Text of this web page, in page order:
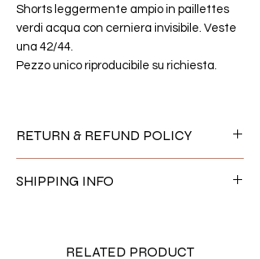
Shorts leggermente ampio in paillettes
verdi acqua con cerniera invisibile. Veste
una 42/44.
Pezzo unico riproducibile su richiesta.
RETURN & REFUND POLICY
prodotto, faccelo sapere entro 14 giorni
accettati solo se l’articolo non è utilizzato,
SHIPPING INFO
articoli già disponibili verranno spediti il
RELATED PRODUCT